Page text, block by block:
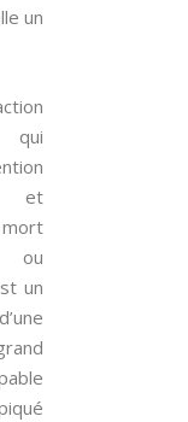
un
qui
et
ou
un